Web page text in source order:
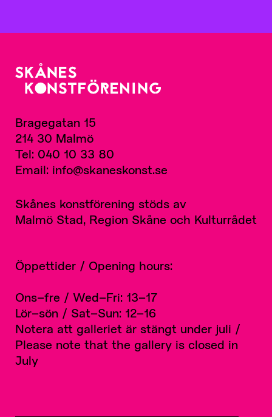
Bragegatan 15
214 30 Malmö
Tel: 040 10 33 80
Email: info@skaneskonst.se
Skånes konstförening stöds av
Malmö Stad, Region Skåne och Kulturrådet
Öppettider / Opening hours:
Ons–fre / Wed–Fri: 13–17
Lör–sön / Sat–Sun: 12–16
Notera att galleriet är stängt under juli /
Please note that the gallery is closed in
July